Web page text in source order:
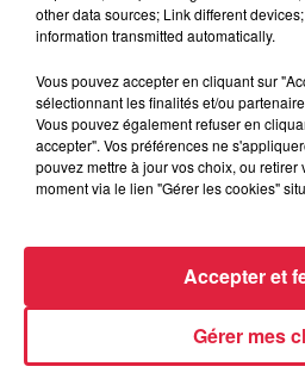
La
La
La
other data sources; Link different
information transmitted automatically.
Vous pouvez accepter en cliquant sur
sélectionnant les finalités et/ou
Vous pouvez également refuser en
accepter". Vos préférences ne
pouvez mettre à jour vos choix, ou retirer
moment via le lien "Gérer les cookies"
Gérer mes
Accepter et